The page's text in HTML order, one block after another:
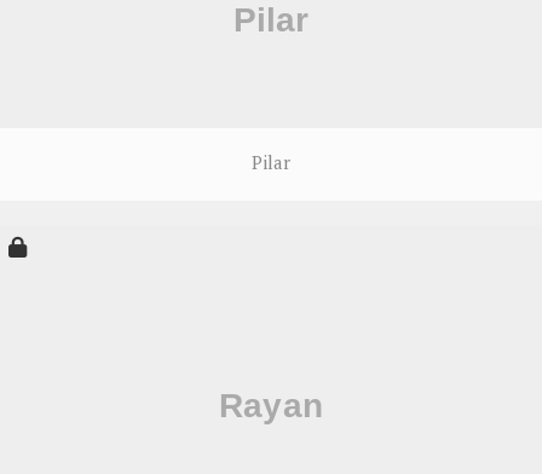
Pilar